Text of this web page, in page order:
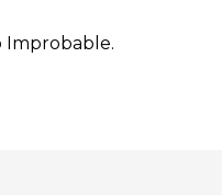
Improbable.